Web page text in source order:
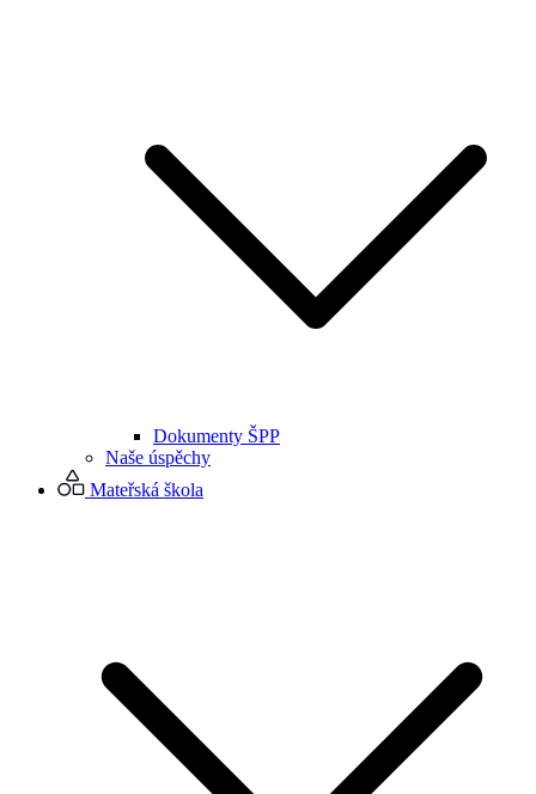
Dokumenty ŠPP
Naše úspěchy
Mateřská škola